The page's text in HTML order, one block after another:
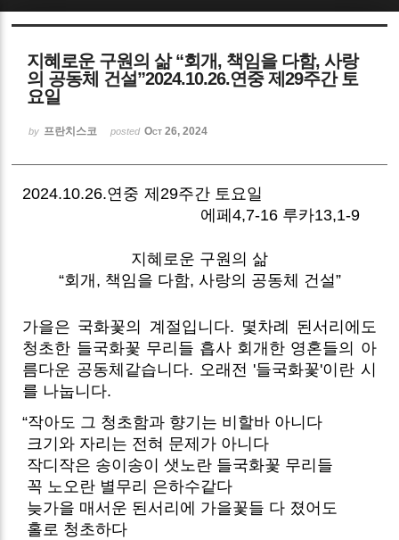
지혜로운 구원의 삶 “회개, 책임을 다함, 사랑
의 공동체 건설”2024.10.26.연중 제29주간 토
요일
by 프란치스코 posted Oct 26, 2024
2024.10.26.연중 제29주간 토요일
에페4,7-16 루카13,1-9
지혜로운 구원의 삶
“회개, 책임을 다함, 사랑의 공동체 건설”
가을은 국화꽃의 계절입니다. 몇차례 된서리에도
청초한 들국화꽃 무리들 흡사 회개한 영혼들의 아
름다운 공동체같습니다. 오래전 '들국화꽃'이란 시
를 나눕니다.
“작아도 그 청초함과 향기는 비할바 아니다
크기와 자리는 전혀 문제가 아니다
작디작은 송이송이 샛노란 들국화꽃 무리들
꼭 노오란 별무리 은하수같다
늦가을 매서운 된서리에 가을꽃들 다 졌어도
홀로 청초하다
Sketchbook5, 스케치북5
Sketchbook5, 스케치북5